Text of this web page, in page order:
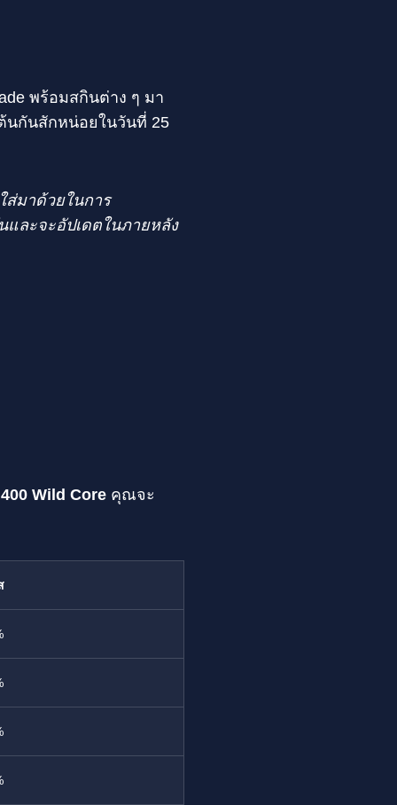
พร้อมสกินต่าง ๆ มา
นกันสักหน่อยในวันที่ 25
ส่มาด้วยในการ
ละจะอัปเดตในภายหลัง
400 Wild Core คุณจะ